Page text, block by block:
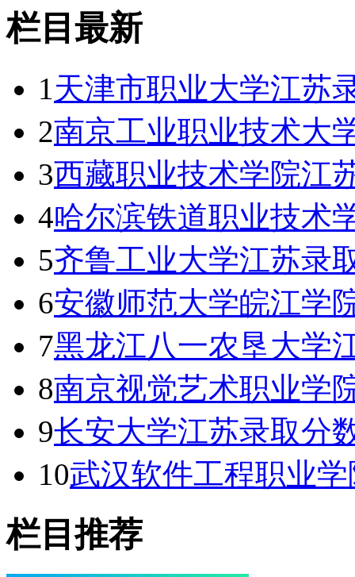
栏目最新
1天津市职业大学江苏
2南京工业职业技术大
3西藏职业技术学院江
4哈尔滨铁道职业技术
5齐鲁工业大学江苏录
6安徽师范大学皖江学
7黑龙江八一农垦大学
8南京视觉艺术职业学
9长安大学江苏录取分
10武汉软件工程职业
栏目推荐